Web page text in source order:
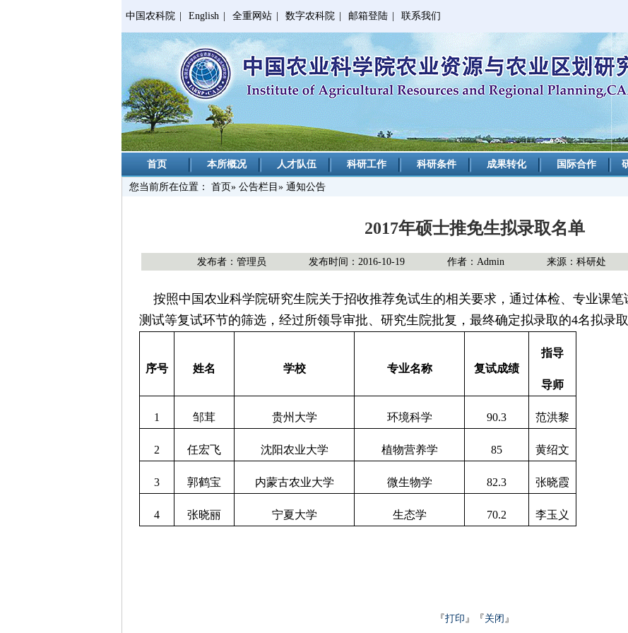
中国农科院 English 全重网站 数字农科院 邮箱登陆 联系我们
首页 本所概况 人才队伍 科研工作 科研条件 成果转化 国际合作
您当前所在位置： 首页» 公告栏目 » 通知公告
2017年硕士推免生拟录取名单
发布者：管理员 发布时间：2016-10-19 作者：Admin 来源：科研处
按照中国农业科学院研究生院关于招收推荐免试生的相关要求，通过体检、专业课
测试等复试环节的筛选，经过所领导审批、研究生院批复，最终确定拟录取的4名拟录
序号 姓名 学校 专业名称 复试成绩
指导
导师
1 邹茸 贵州大学 环境科学 90.3 范洪黎
2 任宏飞 沈阳农业大学 植物营养学 85 黄绍文
3 郭鹤宝 内蒙古农业大学 微生物学 82.3 张晓霞
4 张晓丽 宁夏大学 生态学 70.2 李玉义
『打印』『 关闭 』